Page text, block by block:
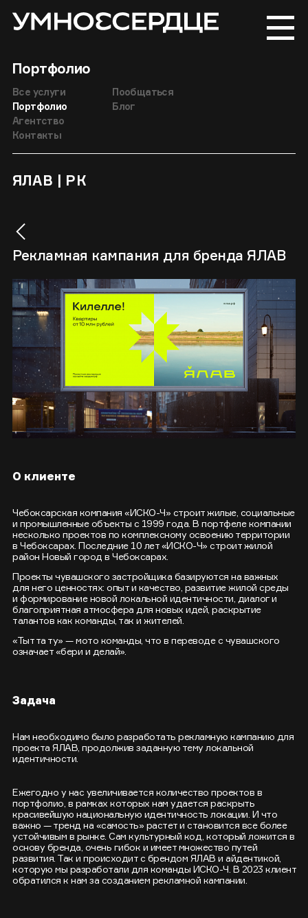
Портфолио
Все услуги
Портфолио
Агентство
Контакты
Пообщаться
Блог
ЯЛАВ | РК
Рекламная кампания для бренда ЯЛАВ
О клиенте
Чебоксарская компания «ИСКО-Ч» строит жилые, социальные
и промышленные объекты с 1999 года. В портфеле компании
несколько проектов по комплексному освоению территории
в Чебоксарах. Последние 10 лет «ИСКО-Ч» строит жилой
район Новый город в Чебоксарах.
Проекты чувашского застройщика базируются на важных
для него ценностях: опыт и качество, развитие жилой среды
и формирование новой локальной идентичности, диалог и
благоприятная атмосфера для новых идей, раскрытие
талантов как команды, так и жителей.
«Тыт та ту» — мото команды, что в переводе с чувашского
означает «бери и делай».
Задача
Нам необходимо было разработать рекламную кампанию для
проекта ЯЛАВ, продолжив заданную тему локальной
идентичности.
Ежегодно у нас увеличивается количество проектов в
портфолио, в рамках которых нам удается раскрыть
красивейшую национальную идентичность локации. И что
важно — тренд на «самость» растет и становится все более
устойчивым в рынке. Сам культурный код, который ложится в
основу бренда, очень гибок и имеет множество путей
развития. Так и происходит с брендом ЯЛАВ и айдентикой,
которую мы разработали для команды ИСКО-Ч. В 2023 клиент
обратился к нам за созданием рекламной кампании.